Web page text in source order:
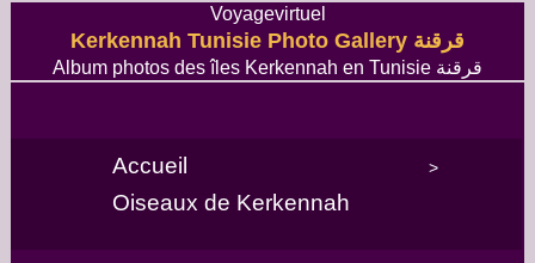
Voyagevirtuel
Kerkennah Tunisie Photo Gallery قرقنة
Album photos des îles Kerkennah en Tunisie قرقنة
Accueil >
Oiseaux de Kerkennah